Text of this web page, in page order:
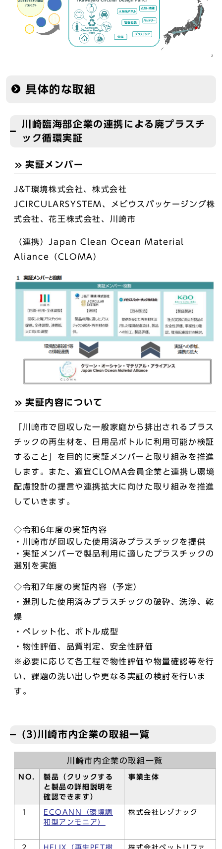
具体的な取組
川崎臨海部企業の連携による廃プラスチ
ック循環実証
実証メンバー
J&T環境株式会社、株式会社
JCIRCULARSYSTEM、メビウスパッケージング株
式会社、花王株式会社、川崎市
（連携）Japan Clean Ocean Material
Aliance（CLOMA）
実証内容について
「川崎市で回収した一般家庭から排出されるプラス
チックの再生材を、日用品ボトルに利用可能か検証
すること」を目的に実証メンバーと取り組みを推進
します。また、適宜CLOMA会員企業と連携し環境
配慮設計の提言や連携拡大に向けた取り組みを推進
していきます。
◇令和6年度の実証内容
・川崎市が回収した使用済みプラスチックを提供
・実証メンバーで製品利用に適したプラスチックの
選別を実施
◇令和7年度の実証内容（予定）
・選別した使用済みプラスチックの破砕、洗浄、乾
燥
・ペレット化、ボトル成型
・物性評価、品質判定、安全性評価
※必要に応じて各工程で物性評価や物量確認等を行
い、課題の洗い出しや更なる実証の検討を行いま
す。
(3)川崎市内企業の取組一覧
川崎市内企業の取組一覧
NO.
製品（クリックする
と製品の詳細説明を
確認できます）
事業主体
1
ECOANN（環境調
和型アンモニア）
株式会社レゾナック
2 HELIX（再生PET樹 株式会社ペットリファ